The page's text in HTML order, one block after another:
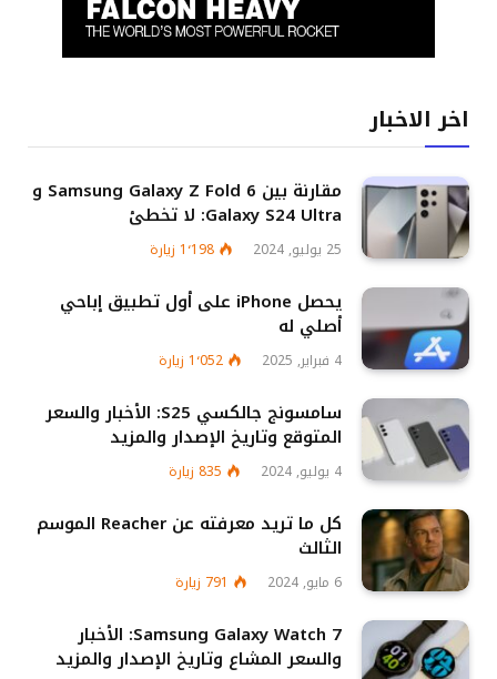
اخر الاخبار
مقارنة بين Samsung Galaxy Z Fold 6 و
Galaxy S24 Ultra: لا تخطئ
25 يوليو, 2024 1٬198 زيارة
يحصل iPhone على أول تطبيق إباحي
أصلي له
4 فبراير, 2025 1٬052 زيارة
سامسونج جالكسي S25: الأخبار والسعر
المتوقع وتاريخ الإصدار والمزيد
4 يوليو, 2024 835 زيارة
كل ما تريد معرفته عن Reacher الموسم
الثالث
6 مايو, 2024 791 زيارة
Samsung Galaxy Watch 7: الأخبار
والسعر المشاع وتاريخ الإصدار والمزيد